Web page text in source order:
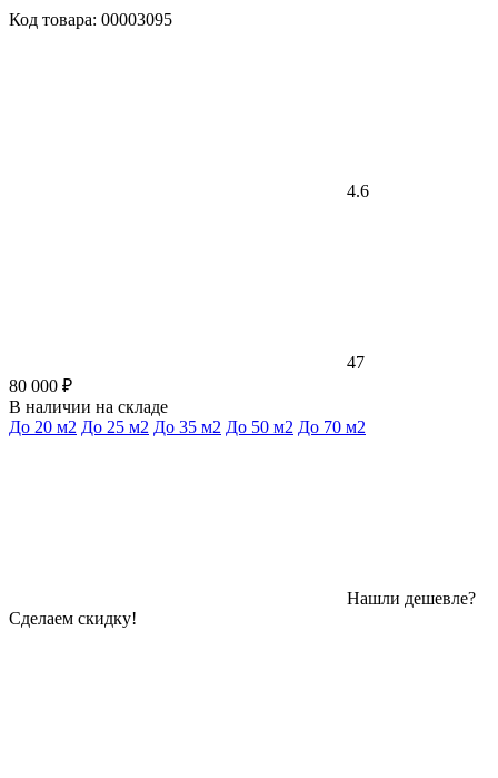
Код товара: 00003095
4.6
47
80 000 ₽
В наличии на складе
До 20 м2 До 25 м2 До 35 м2 До 50 м2 До 70 м2
Нашли дешевле?
Сделаем скидку!